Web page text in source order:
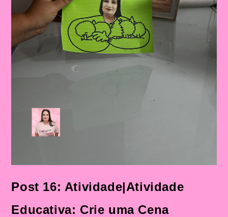
Post 16: Atividade|Atividade
Educativa: Crie uma Cena